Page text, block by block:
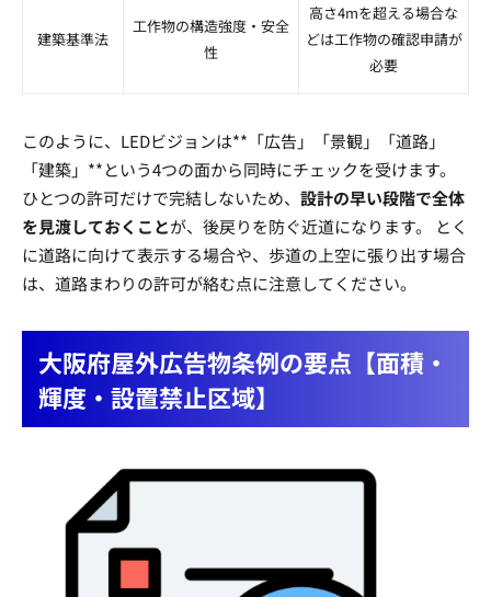
建築基準法
工作物の構造強度・安全
性
高さ4mを超える場合な
どは工作物の確認申請が
必要
このように、LEDビジョンは**「広告」「景観」「道路」
「建築」**という4つの面から同時にチェックを受けます。
ひとつの許可だけで完結しないため、 設計の早い段階で全体
を見渡しておくことが、後戻りを防ぐ近道になります。 とく
に道路に向けて表示する場合や、歩道の上空に張り出す場合
は、道路まわりの許可が絡む点に注意してください。
大阪府屋外広告物条例の要点【面積・
輝度・設置禁止区域】